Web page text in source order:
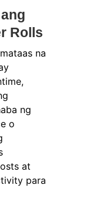
Rolls
na
ng
o
at
para